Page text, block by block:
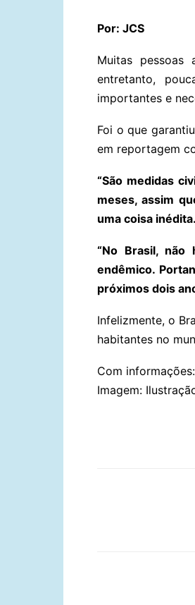
Por: JCS
Muitas pessoas
entretanto,
importantes e
Foi o que
em reportagem
“São medidas
meses, assim
uma coisa
“No Brasil,
endêmico.
próximos dois
Infelizmente, o
habitantes no
Com informações:
Imagem: